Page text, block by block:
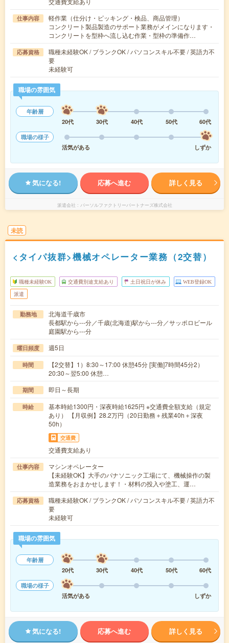
仕事内容
軽作業（仕分け・ピッキング・検品、商品管理）
コンクリート製品製造のサポート業務がメインになります・
コンクリートを型枠へ流し込む作業・型枠の準備作…
応募資格
職種未経験OK / ブランクOK / パソコンスキル不要 / 英語力不
要
未経験可
職場の雰囲気
年齢層
20代
30代 40代 50代
60代
職場の様子
活気がある
しずか
気になる! 応募へ進む 詳しく見る
派遣会社 パーソルファクトリーパートナーズ株式会社
未読
<タイパ抜群>機械オペレーター業務（2交替）
職種未経験OK 交通費別途支給あり 土日祝日が休み WEB登録OK
派遣
勤務地
北海道千歳市
長都駅から---分／千歳(北海道)駅から---分／サッポロビール
庭園駅から---分
曜日頻度 週5日
時間
【2交替】1）8:30～17:00 休憩45分 [実働]7時間45分2）
20:30～翌5:00 休憩…
期間 即日～長期
時給
基本時給1300円・深夜時給1625円 ※交通費全額支給（規定
あり） 【月収例】28.2万円（20日勤務＋残業40h＋深夜
50h）
交通費
交通費支給あり
仕事内容
マシンオペレーター
【未経験OK】大手のパナソニック工場にて、機械操作の製
造業務をおまかせします！・材料の投入や塗工、運…
応募資格
職種未経験OK / ブランクOK / パソコンスキル不要 / 英語力不
要
未経験可
職場の雰囲気
年齢層
20代
30代 40代 50代
60代
職場の様子
活気がある
しずか
気になる! 応募へ進む 詳しく見る